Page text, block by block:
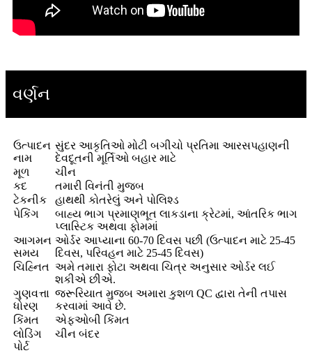
વર્ણન
ઉત્પાદન
નામ
સુંદર આકૃતિઓ મોટી બગીચો પ્રતિમા આરસપહાણની
દેવદૂતની મૂર્તિઓ બહાર માટે
મૂળ
ચીન
કદ
તમારી વિનંતી મુજબ
ટેકનીક
હાથથી કોતરેલું અને પોલિશ્ડ
પેકિંગ
બાહ્ય ભાગ પ્રમાણભૂત લાકડાના ક્રેટમાં, આંતરિક ભાગ
પ્લાસ્ટિક અથવા ફોમમાં
આગમન
સમય
ઓર્ડર આપ્યાના 60-70 દિવસ પછી (ઉત્પાદન માટે 25-45
દિવસ, પરિવહન માટે 25-45 દિવસ)
ચિહ્નિત અમે તમારા ફોટા અથવા ચિત્ર અનુસાર ઓર્ડર લઈ
શકીએ છીએ.
ગુણવત્તા
ધોરણ
જરૂરિયાત મુજબ અમારા કુશળ QC દ્વારા તેની તપાસ
કરવામાં આવે છે.
કિંમત
એફઓબી કિંમત
લોડિંગ
પોર્ટ
ચીન બંદર